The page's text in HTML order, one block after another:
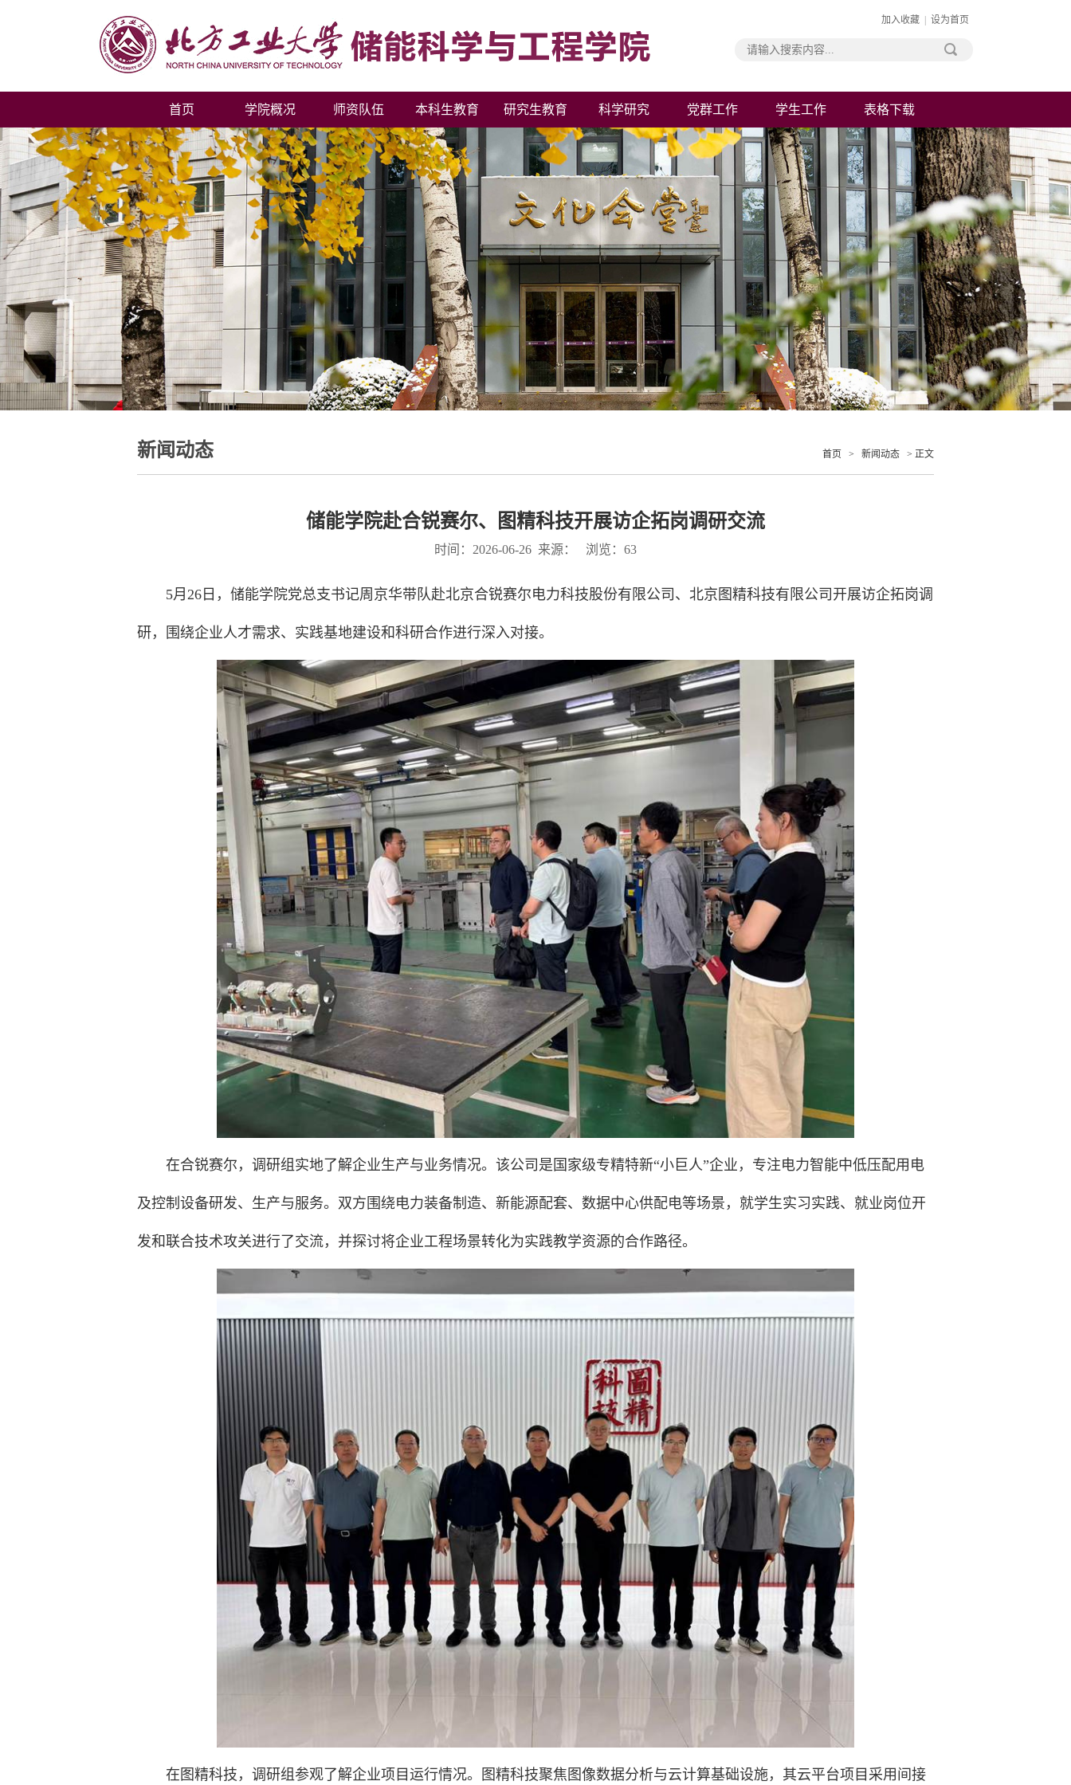
加入收藏 设为首页
首页 学院概况 师资队伍 本科生教育 研究生教育 科学研究 党群工作 学生工作 表格下载
新闻动态 首页 > 新闻动态 > 正文
储能学院赴合锐赛尔、图精科技开展访企拓岗调研交流
时间：2026-06-26 来源： 浏览： 63
5月26日，储能学院党总支书记周京华带队赴北京合锐赛尔电力科技股份有限公司、北京图精科技有限公司开展访企拓岗调
研，围绕企业人才需求、实践基地建设和科研合作进行深入对接。
在合锐赛尔，调研组实地了解企业生产与业务情况。该公司是国家级专精特新“小巨人”企业，专注电力智能中低压配用电
及控制设备研发、生产与服务。双方围绕电力装备制造、新能源配套、数据中心供配电等场景，就学生实习实践、就业岗位开
发和联合技术攻关进行了交流，并探讨将企业工程场景转化为实践教学资源的合作路径。
在图精科技，调研组参观了解企业项目运行情况。图精科技聚焦图像数据分析与云计算基础设施，其云平台项目采用间接